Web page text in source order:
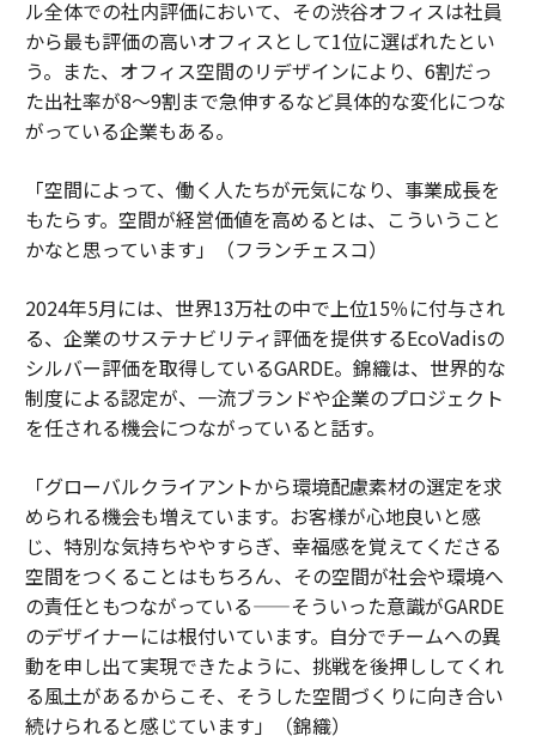
ル全体での社内評価において、その渋谷オフィスは社員
から最も評価の高いオフィスとして1位に選ばれたとい
う。また、オフィス空間のリデザインにより、6割だっ
た出社率が8～9割まで急伸するなど具体的な変化につな
がっている企業もある。
「空間によって、働く人たちが元気になり、事業成長を
もたらす。空間が経営価値を高めるとは、こういうこと
かなと思っています」（フランチェスコ）
2024年5月には、世界13万社の中で上位15％に付与され
る、企業のサステナビリティ評価を提供するEcoVadisの
シルバー評価を取得しているGARDE。錦織は、世界的な
制度による認定が、一流ブランドや企業のプロジェクト
を任される機会につながっていると話す。
「グローバルクライアントから環境配慮素材の選定を求
められる機会も増えています。お客様が心地良いと感
じ、特別な気持ちややすらぎ、幸福感を覚えてくださる
空間をつくることはもちろん、その空間が社会や環境へ
の責任ともつながっている——そういった意識がGARDE
のデザイナーには根付いています。自分でチームへの異
動を申し出て実現できたように、挑戦を後押ししてくれ
る風土があるからこそ、そうした空間づくりに向き合い
続けられると感じています」（錦織）